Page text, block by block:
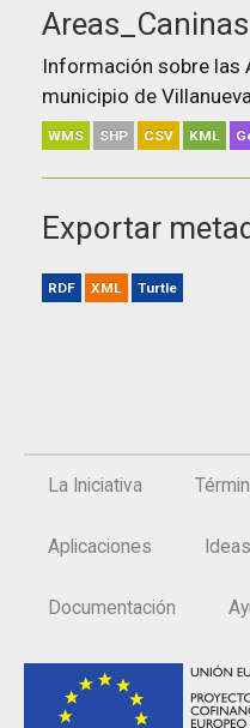
Areas_Caninas
Información sobre las
municipio de
WMS SHP CSV KML
Exportar
RDF XML Turtle
La Iniciativa
Aplicaciones Ideas
Documentación